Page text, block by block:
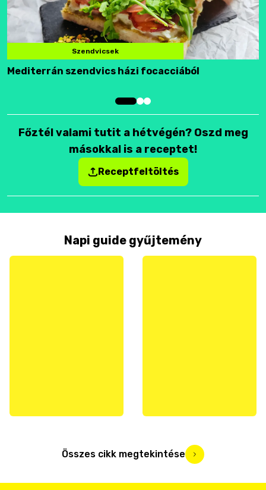
Szendvicsek
Mediterrán szendvics házi focacciából
Főztél valami tutit a hétvégén? Oszd meg
másokkal is a receptet!
Receptfeltöltés
Napi guide gyűjtemény
Összes cikk megtekintése